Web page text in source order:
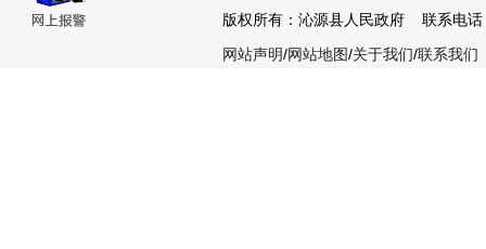
版权所有：沁源县人民政府 联系电
网站声明/网站地图/关于我们/联系我们